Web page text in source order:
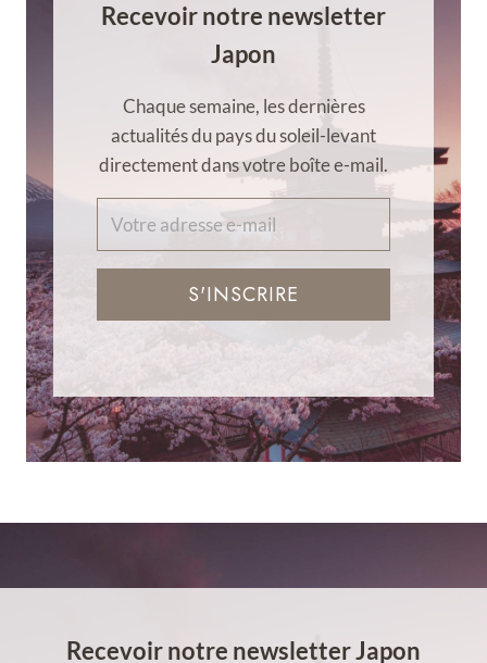
Recevoir notre newsletter
Japon
Chaque semaine, les dernières
actualités du pays du soleil-levant
directement dans votre boîte e-mail.
S'INSCRIRE
Recevoir notre newsletter Japon